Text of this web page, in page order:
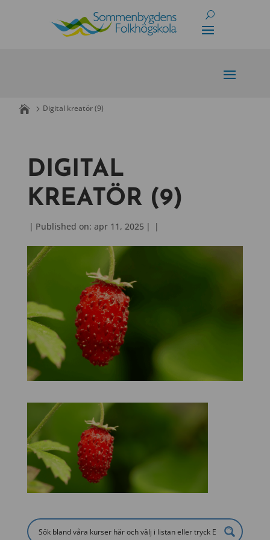
Digital kreatör (9)
DIGITAL
KREATÖR (9)
| Published on: apr 11, 2025 | |